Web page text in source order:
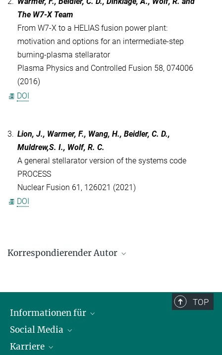
The W7-X Team
From W7-X to a HELIAS fusion power plant:
motivation and options for an intermediate-step
burning-plasma stellarator
Plasma Physics and Controlled Fusion 58, 074006
(2016)
DOI
3. Lion, J., Warmer, F., Wang, H., Beidler, C. D.,
Muldrew,S. I., Wolf, R. C.
A general stellarator version of the systems code
PROCESS
Nuclear Fusion 61, 126021 (2021)
DOI
Korrespondierender Autor
TOP
Informationen für
Journalisten
Schule
Social Media
LinkedIn
Karriere